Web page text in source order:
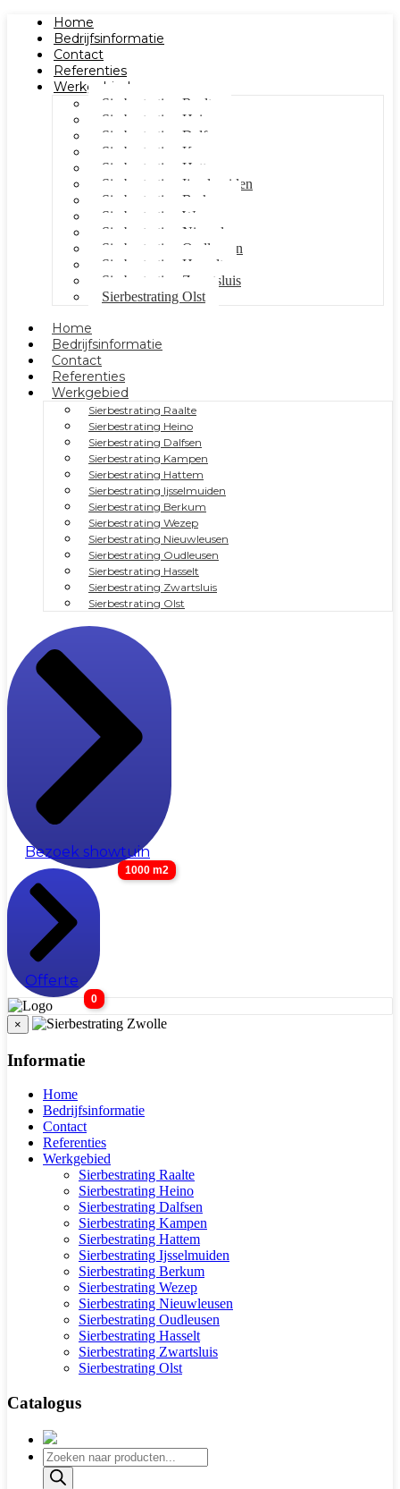
Home
Bedrijfsinformatie
Contact
Referenties
Werkgebied
Sierbestrating Raalte
Sierbestrating Heino
Sierbestrating Dalfsen
Sierbestrating Kampen
Sierbestrating Hattem
Sierbestrating Ijsselmuiden
Sierbestrating Berkum
Sierbestrating Wezep
Sierbestrating Nieuwleusen
Sierbestrating Oudleusen
Sierbestrating Hasselt
Sierbestrating Zwartsluis
Sierbestrating Olst
Home
Bedrijfsinformatie
Contact
Referenties
Werkgebied
Sierbestrating Raalte
Sierbestrating Heino
Sierbestrating Dalfsen
Sierbestrating Kampen
Sierbestrating Hattem
Sierbestrating Ijsselmuiden
Sierbestrating Berkum
Sierbestrating Wezep
Sierbestrating Nieuwleusen
Sierbestrating Oudleusen
Sierbestrating Hasselt
Sierbestrating Zwartsluis
Sierbestrating Olst
Bezoek showtuin
1000 m2
Offerte
0
×
Informatie
Home
Bedrijfsinformatie
Contact
Referenties
Werkgebied
Sierbestrating Raalte
Sierbestrating Heino
Sierbestrating Dalfsen
Sierbestrating Kampen
Sierbestrating Hattem
Sierbestrating Ijsselmuiden
Sierbestrating Berkum
Sierbestrating Wezep
Sierbestrating Nieuwleusen
Sierbestrating Oudleusen
Sierbestrating Hasselt
Sierbestrating Zwartsluis
Sierbestrating Olst
Catalogus
Producten
zoeken